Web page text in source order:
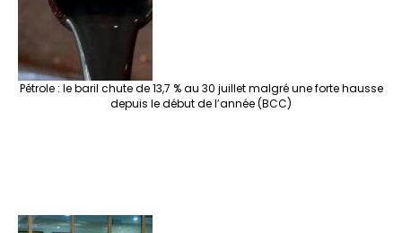
Pétrole : le baril chute de 13,7 % au 30 juillet malgré une forte hausse
depuis le début de l’année (BCC)